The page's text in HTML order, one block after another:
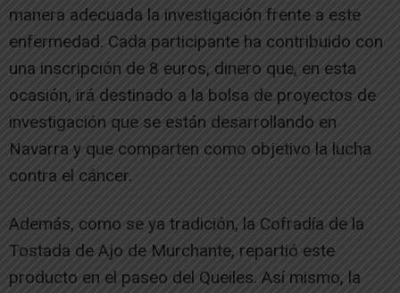
manera adecuada la investigación frente a este
enfermedad. Cada participante ha contribuido con
una inscripción de 8 euros, dinero que, en esta
ocasión, irá destinado a la bolsa de proyectos de
investigación que se están desarrollando en
Navarra y que comparten como objetivo la lucha
contra el cáncer.
Además, como se ya tradición, la Cofradía de la
Tostada de Ajo de Murchante, repartió este
producto en el paseo del Queiles. Así mismo, la